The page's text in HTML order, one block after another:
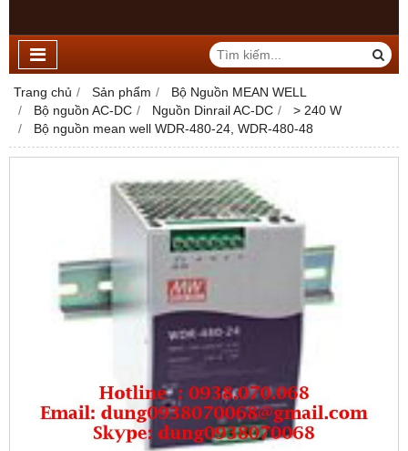
Trang chủ Sản phẩm
Bộ Nguồn MEAN WELL
Bộ nguồn AC-DC
Nguồn Dinrail AC-DC
> 240 W
Bộ nguồn mean well WDR-480-24, WDR-480-48